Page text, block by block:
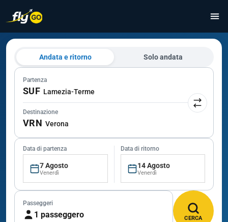
Andata e ritorno Solo andata
Partenza
SUF Lamezia-Terme
Destinazione
VRN Verona
Data di partenza
7 Agosto
Venerdì
Data di ritorno
14 Agosto
Venerdì
Passeggeri
1 passeggero CERCA